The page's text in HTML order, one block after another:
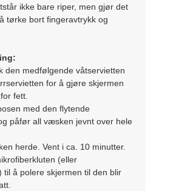
ikke bare riper, men gjør det
tørke bort fingeravtrykk og
den medfølgende våtservietten
for å gjøre skjermen
fett.
med den flytende
påfør all væsken jevnt over hele
herde. Vent i ca. 10 minutter.
(eller
til å polere skjermen til den blir